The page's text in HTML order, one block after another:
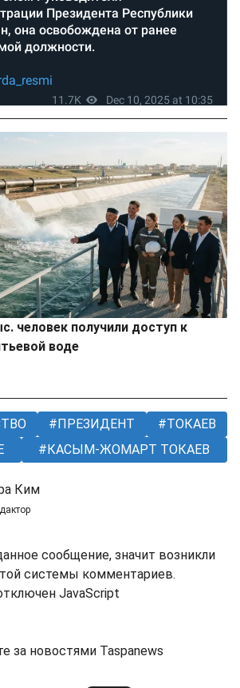
человек получили доступ к
воде
ПРЕЗИДЕНТ
ТОКАЕВ
КАСЫМ-ЖОМАРТ ТОКАЕВ
Ким
сообщение, значит возникли
системы комментариев.
JavaScript
за новостями Taspanews